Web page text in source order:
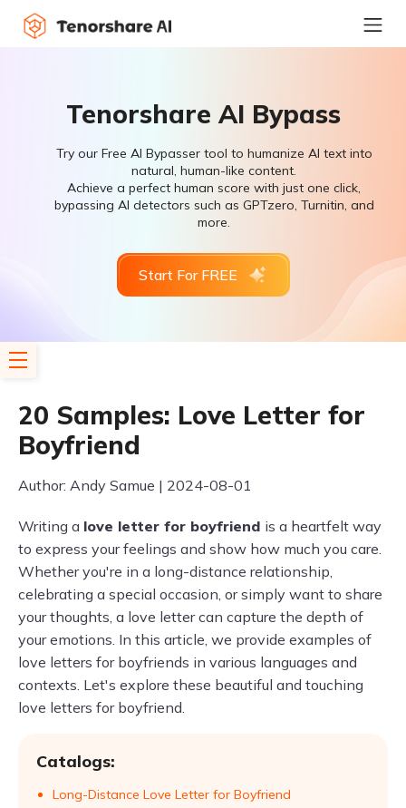
Tenorshare AI Bypass
Try our Free AI Bypasser tool to humanize AI text into
natural, human-like content.
Achieve a perfect human score with just one click,
bypassing AI detectors such as GPTzero, Turnitin, and
more.
Start For FREE
20 Samples: Love Letter for
Boyfriend
Author: Andy Samue | 2024-08-01
Writing a love letter for boyfriend is a heartfelt way
to express your feelings and show how much you care.
Whether you're in a long-distance relationship,
celebrating a special occasion, or simply want to share
your thoughts, a love letter can capture the depth of
your emotions. In this article, we provide examples of
love letters for boyfriends in various languages and
contexts. Let's explore these beautiful and touching
love letters for boyfriend.
Catalogs:
Long-Distance Love Letter for Boyfriend